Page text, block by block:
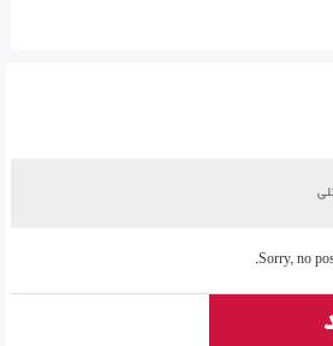
Sorry, no